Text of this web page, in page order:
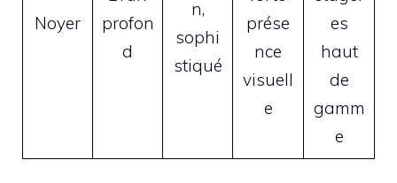
Noyer
profon
d
n,
sophi
stiqué
prése
nce
visuell
e
es
haut
de
gamm
e